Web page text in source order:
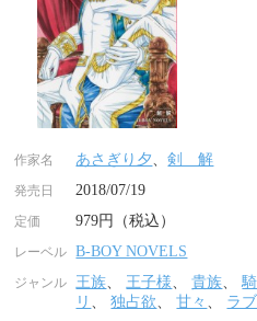
作家名 あさぎり夕、剣 解
発売日 2018/07/19
定価 979円（税込）
レーベル B-BOY NOVELS
ジャンル 王族、 王子様、貴族、
リ 、独占欲、甘々 、 ラ